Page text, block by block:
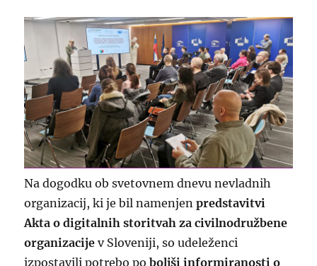
Na dogodku ob svetovnem dnevu nevladnih
organizacij, ki je bil namenjenpredstavitvi
Akta o digitalnih storitvah za civilnodružbene
organizacije v Sloveniji, so udeleženci
izpostavili potrebo poboljši informiranosti o